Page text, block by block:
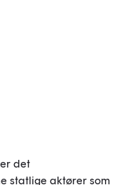
det
statlige aktører som